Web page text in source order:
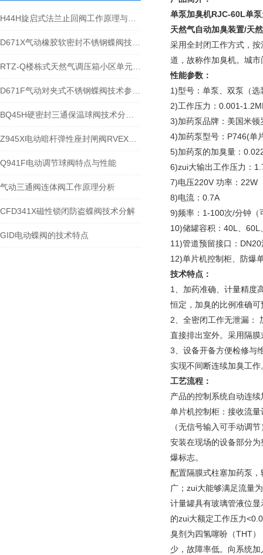
Q941F电动调节球阀特点与性能
气动三通阀连体阀工作原理分析
CFD341X磁性锁闭防盗蝶阀技术分解
GID电动蝶阀的技术特点
单泵加臭机RJC-60L单
天然气自动加臭装置/天
采用全封闭工作方式，
道，故称作加臭机。城
性能参数：
1)型号：单泵、双泵（
2)工作压力：0.001-
3)加药泵品牌：美国米顿
4)加药泵型号：P746(单
5)加药泵的加臭量：
6)zui大输出工作压力：
7)电压220V 功率：22W
8)电流：0.7A
9)频率：1-100次/分钟（
10)储罐容积：40L、
11)管道预留接口：DN20
12)单片机控制柜、防爆
技术特点：
1、加药准确、计量精度
恒定，加臭的比例准确
2、全密闭工作无泄漏：
直接排出室外。采用隔
3、设备开备方便检修与
实现不间断连续加臭工作
工艺流程：
产品的控制系统自动连
单片机控制柜：接收流
（无信号输入可手动调
安装在现场的设备部分
爆标志。
配置隔膜式柱塞加药泵
广；zui大能够满足流量
计量罐具有玻璃管液位
的zui大额定工作压力
臭剂为四氢噻吩（THT
少，故障率低。向系统